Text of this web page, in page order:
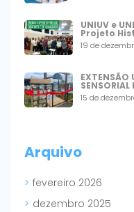
UNIUV e
Projeto
19 de
EXTENSÃO
SENSORIAL
15 de
Arquivo
fevereiro 2026
dezembro 2025